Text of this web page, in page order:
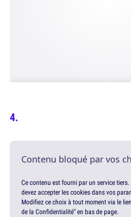
Contenu bloqué par vos
Ce contenu est fourni par un service
devez accepter les cookies dans vos
Modifiez ce choix à tout moment via le
de la Confidentialité" en bas de page.